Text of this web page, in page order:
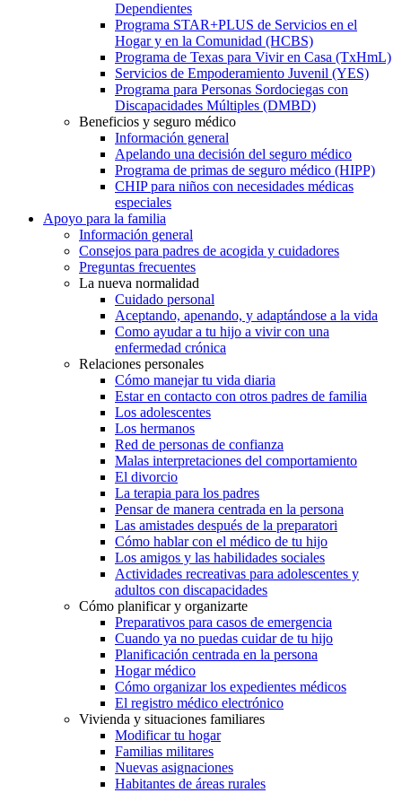
Dependientes
Programa STAR+PLUS de Servicios en el
Hogar y en la Comunidad (HCBS)
Programa de Texas para Vivir en Casa (TxHmL)
Servicios de Empoderamiento Juvenil (YES)
Programa para Personas Sordociegas con
Discapacidades Múltiples (DMBD)
Beneficios y seguro médico
Información general
Apelando una decisión del seguro médico
Programa de primas de seguro médico (HIPP)
CHIP para niños con necesidades médicas
especiales
Apoyo para la familia
Información general
Consejos para padres de acogida y cuidadores
Preguntas frecuentes
La nueva normalidad
Cuidado personal
Aceptando, apenando, y adaptándose a la vida
Como ayudar a tu hijo a vivir con una
enfermedad crónica
Relaciones personales
Cómo manejar tu vida diaria
Estar en contacto con otros padres de familia
Los adolescentes
Los hermanos
Red de personas de confianza
Malas interpretaciones del comportamiento
El divorcio
La terapia para los padres
Pensar de manera centrada en la persona
Las amistades después de la preparatori
Cómo hablar con el médico de tu hijo
Los amigos y las habilidades sociales
Actividades recreativas para adolescentes y
adultos con discapacidades
Cómo planificar y organizarte
Preparativos para casos de emergencia
Cuando ya no puedas cuidar de tu hijo
Planificación centrada en la persona
Hogar médico
Cómo organizar los expedientes médicos
El registro médico electrónico
Vivienda y situaciones familiares
Modificar tu hogar
Familias militares
Nuevas asignaciones
Habitantes de áreas rurales